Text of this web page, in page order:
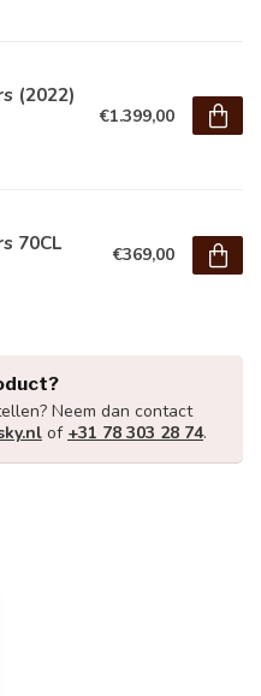
(2022)
€1.399,00
70CL €369,00
Neem dan contact
of +31 78 303 28 74.